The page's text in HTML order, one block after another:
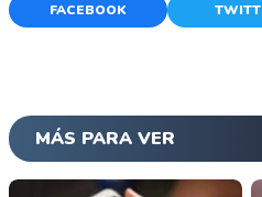
FACEBOOK
MÁS PARA VER